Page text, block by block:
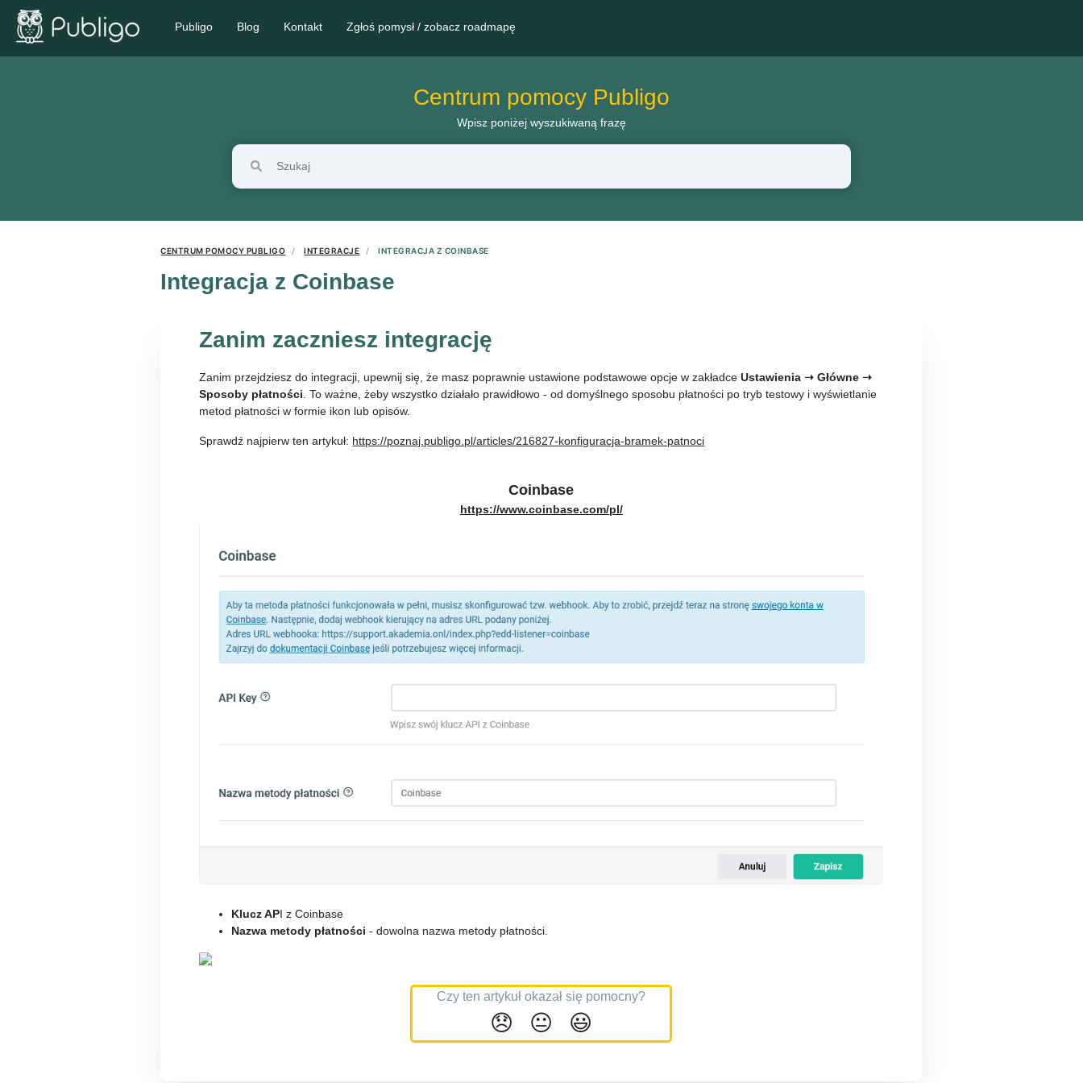
Publigo Blog Kontakt Zgłoś pomysł / zobacz roadmapę
Centrum pomocy Publigo
Wpisz poniżej wyszukiwaną frazę
CENTRUM POMOCY PUBLIGO INTEGRACJE INTEGRACJA Z COINBASE
Integracja z Coinbase
Zanim zaczniesz integrację
Zanim przejdziesz do integracji, upewnij się, że masz poprawnie ustawione podstawowe opcje w zakładceUstawienia ➝ Główne ➝
Sposoby płatności . To ważne, żeby wszystko działało prawidłowo - od domyślnego sposobu płatności po tryb testowy i wyświetlanie
metod płatności w formie ikon lub opisów.
Sprawdź najpierw ten artykuł: https://poznaj.publigo.pl/articles/216827-konfiguracja-bramek-patnoci
Coinbase
https://www.coinbase.com/pl/
Klucz API z Coinbase
Nazwa metody płatności -dowolna nazwa metody płatności
Czy ten artykuł okazał się pomocny?
😞 😐 😃